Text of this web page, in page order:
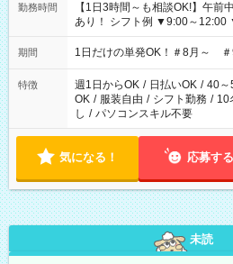
勤務時間
【1日3時間～も相談OK!】午前
あり！ シフト例 ▼9:00～
▼18:00～21:00
期間 1日だけの単発OK！＃8月～ ＃
特徴 週1日からOK / 日払いOK / 40～
OK / 服装自由 / シフト勤務 / 10
し / パソコンスキル不要
気になる！ 応募する
未読